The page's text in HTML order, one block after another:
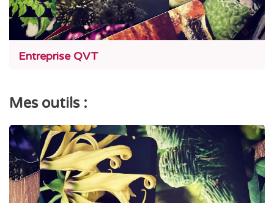
Entreprise QVT
Mes outils :